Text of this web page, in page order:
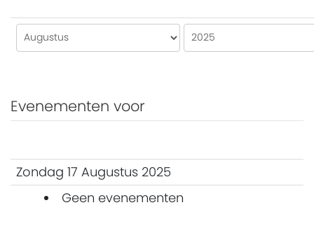
Evenementen voor
Zondag 17 Augustus 2025
Geen evenementen